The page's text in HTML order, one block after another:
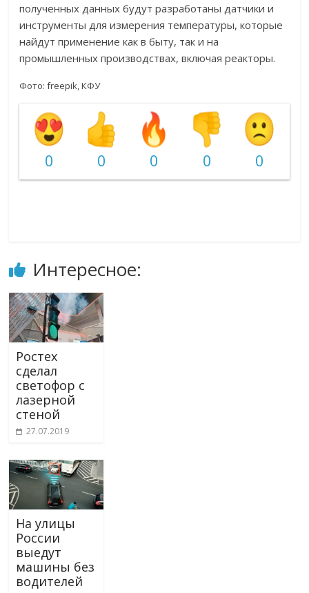
полученных данных будут разработаны датчики и
инструменты для измерения температуры, которые
найдут применение как в быту, так и на
промышленных производствах, включая реакторы.
Фото: freepik, КФУ
0 0 0 0 0
Интересное:
Ростех
сделал
светофор с
лазерной
стеной
27.07.2019
На улицы
России
выедут
машины без
водителей